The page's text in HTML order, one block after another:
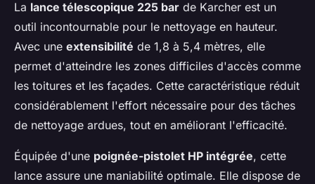
La lance télescopique 225 bar de Karcher est un
outil incontournable pour le nettoyage en hauteur.
Avec une extensibilité de 1,8 à 5,4 mètres, elle
permet d'atteindre les zones difficiles d'accès comme
les toitures et les façades. Cette caractéristique réduit
considérablement l'effort nécessaire pour des tâches
de nettoyage ardues, tout en améliorant l'efficacité.
Équipée d'une poignée-pistolet HP intégrée, cette
lance assure une maniabilité optimale. Elle dispose de